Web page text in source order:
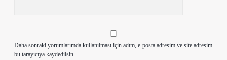
Daha sonraki yorumlarımda kullanılması için adım, e-posta adresim ve site adresim
bu tarayıcıya kaydedilsin.